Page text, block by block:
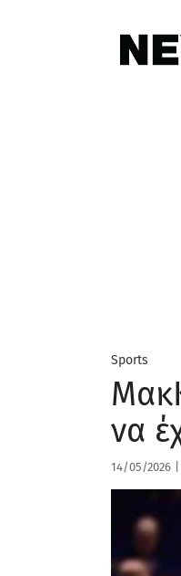
Sports
να
14/05/2026